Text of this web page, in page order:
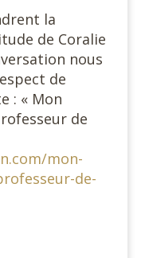
la
de Coralie
nous
de
: « Mon
de
mon-
de-